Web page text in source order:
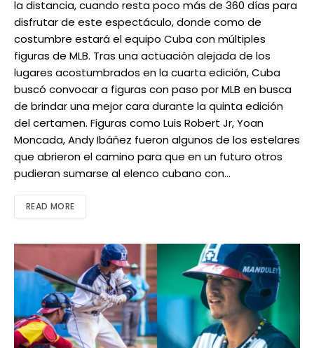
la distancia, cuando resta poco más de 360 días para
disfrutar de este espectáculo, donde como de
costumbre estará el equipo Cuba con múltiples
figuras de MLB. Tras una actuación alejada de los
lugares acostumbrados en la cuarta edición, Cuba
buscó convocar a figuras con paso por MLB en busca
de brindar una mejor cara durante la quinta edición
del certamen. Figuras como Luis Robert Jr, Yoan
Moncada, Andy Ibáñez fueron algunos de los estelares
que abrieron el camino para que en un futuro otros
pudieran sumarse al elenco cubano con…
READ MORE